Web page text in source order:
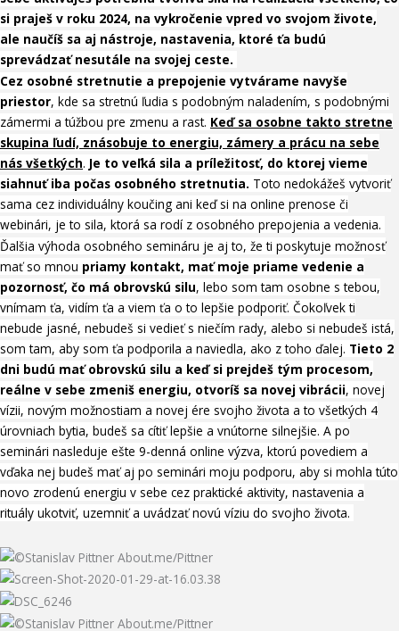
si praješ v roku 2024, na vykročenie vpred vo svojom živote,
ale naučíš sa aj nástroje, nastavenia, ktoré ťa budú
sprevádzať nesutále na svojej ceste.
Cez osobné stretnutie a prepojenie vytvárame navyše
priestor, kde sa stretnú ľudia s podobným naladením, s podobnými
zámermi a túžbou pre zmenu a rast. Keď sa osobne takto stretne
skupina ľudí, znásobuje to energiu, zámery a prácu na sebe
nás všetkých. Je to veľká sila a príležitosť, do ktorej vieme
siahnuť iba počas osobného stretnutia. Toto nedokážeš vytvoriť
sama cez individuálny koučing ani keď si na online prenose či
webinári, je to sila, ktorá sa rodí z osobného prepojenia a vedenia.
Ďalšia výhoda osobného semináru je aj to, žeti poskytuje možnosť
mať so mnou priamy kontakt, mať moje priame vedenie a
pozornosť, čo má obrovskú silu, lebo som tam osobne s tebou,
vnímam ťa, vidím ťa a viem ťa o to lepšie podporiť. Čokoľvek ti
nebude jasné, nebudeš si vedieť s niečím rady, alebo si nebudeš istá,
som tam, aby som ťa podporila a naviedla, ako z toho ďalej. Tieto 2
dni budú mať obrovskú silu a keď si prejdeš tým procesom,
reálne v sebe zmeniš energiu, otvoríš sa novej vibrácii, novej
vízii, novým možnostiam a novej ére svojho života a to všetkých 4
úrovniach bytia, budeš sa cítiť lepšie a vnútorne silnejšie. A po
seminári nasleduje ešte 9-denná online výzva, ktorú povediem a
vďaka nej budeš mať aj po seminári moju podporu, aby si mohla túto
novo zrodenú energiu v sebe cez praktické aktivity, nastavenia a
rituály ukotviť, uzemniť a uvádzať novú víziu do svojho života.